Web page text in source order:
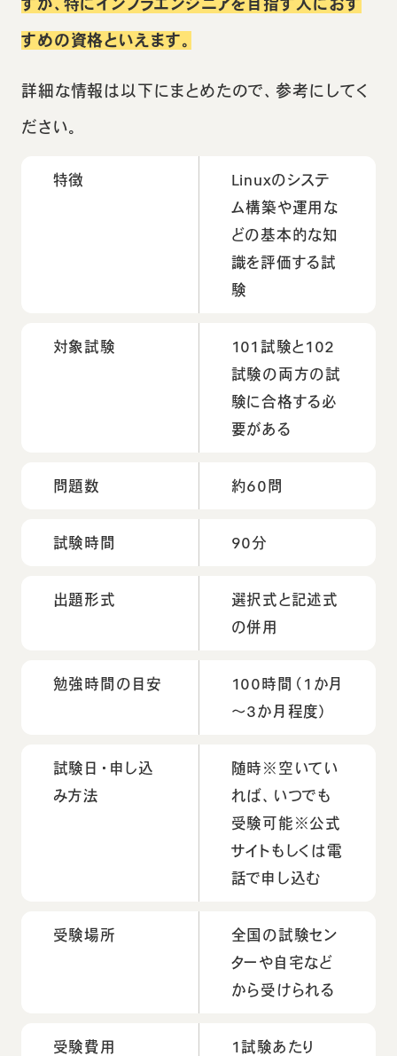
すが、特にインフラエンジニアを目指す人におす
すめの資格といえます。
詳細な情報は以下にまとめたので、参考にしてく
ださい。
特徴
Linuxのシステ
ム構築や運用な
どの基本的な知
識を評価する試
験
対象試験
101試験と102
試験の両方の試
験に合格する必
要がある
問題数 約60問
試験時間 90分
出題形式
選択式と記述式
の併用
勉強時間の目安
100時間（1か月
～3か月程度）
試験日・申し込
み方法
随時※空いてい
れば、いつでも
受験可能※公式
サイトもしくは電
話で申し込む
受験場所
全国の試験セン
ターや自宅など
から受けられる
受験費用
1試験あたり